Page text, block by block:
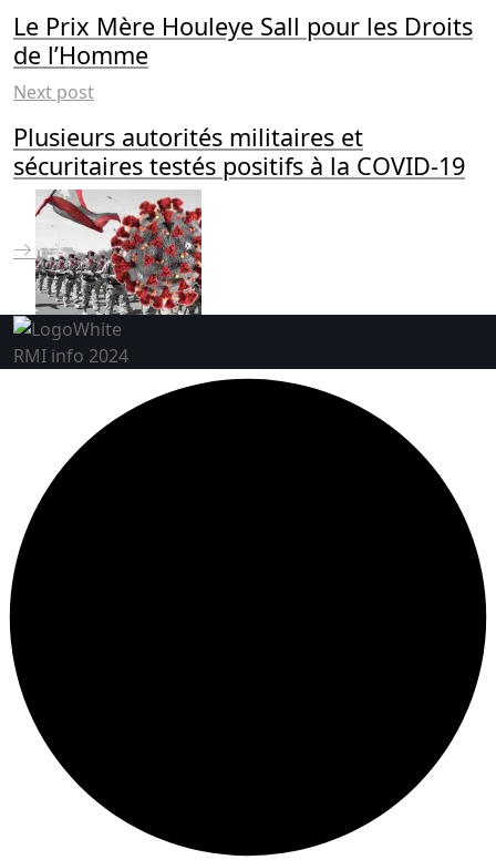
Le Prix Mère Houleye Sall pour les Droits
de l’Homme
Next post
Plusieurs autorités militaires et
sécuritaires testés positifs à la COVID-19
RMI info 2024